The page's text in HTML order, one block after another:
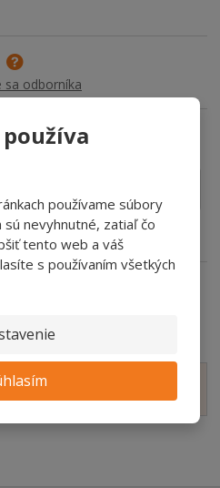
používame súbory
nevyhnutné, zatiaľ čo
tento web a váš
s používaním všetkých
sa odborníka